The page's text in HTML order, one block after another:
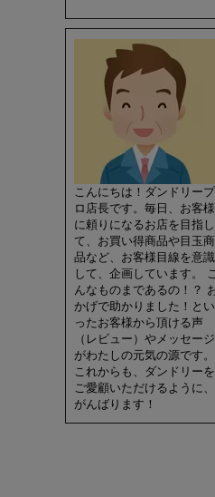
こんにちは！ダンドリープ
ロ店長です。毎日、お客様
に頼りになるお店を目指し
て、お買い得商品や目玉商
品など、お客様目線を意識
して、企画しています。 こ
んなものまであるの！？
かげで助かりました！とい
ったお客様から頂ける声
（レビュー）やメッセージ
がわたしの元気の源です。
これからも、ダンドリーを
ご愛顧いただけるように、
がんばります！